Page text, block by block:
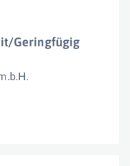
Geringfügig